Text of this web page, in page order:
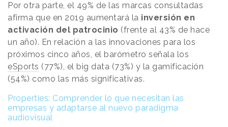
Por otra parte, el 49% de las marcas consultadas
afirma que en 2019 aumentará la inversión en
activación del patrocinio (frente al 43% de hace
un año). En relación a las innovaciones para los
próximos cinco años, el barómetro señala los
eSports (77%), el big data (73%) y la gamificación
(54%) como las más significativas.
Properties: Comprender lo que necesitan las
empresas y adaptarse al nuevo paradigma
audiovisual